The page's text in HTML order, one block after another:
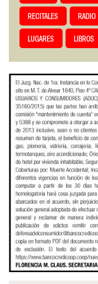
RECITALES RADIO
LUGARES LIBROS